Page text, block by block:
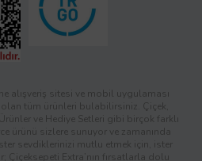
alışveriş sitesi ve mobil uygulaması
olan tüm ürünleri bulabilirsiniz. Çiçek,
ve Hediye Setleri gibi birçok farklı
ürünü sizlere sunuyor ve zamanında
sevdiklerinizi mutlu etmek için, ister
Çiçeksepeti Extra’nın fırsatlarla dolu